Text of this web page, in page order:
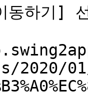
동하기]
01/